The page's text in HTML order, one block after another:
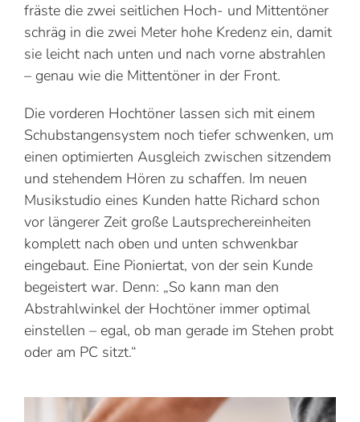
fräste die zwei seitlichen Hoch- und Mittentöner
schräg in die zwei Meter hohe Kredenz ein, damit
sie leicht nach unten und nach vorne abstrahlen
– genau wie die Mittentöner in der Front.
Die vorderen Hochtöner lassen sich mit einem
Schubstangensystem noch tiefer schwenken, um
einen optimierten Ausgleich zwischen sitzendem
und stehendem Hören zu schaffen. Im neuen
Musikstudio eines Kunden hatte Richard schon
vor längerer Zeit große Lautsprechereinheiten
komplett nach oben und unten schwenkbar
eingebaut. Eine Pioniertat, von der sein Kunde
begeistert war. Denn: „So kann man den
Abstrahlwinkel der Hochtöner immer optimal
einstellen – egal, ob man gerade im Stehen probt
oder am PC sitzt.“